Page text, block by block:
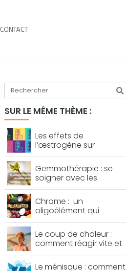
CONTACT
Tapez votre recherche
SUR LE MÊME THÈME :
Les effets de
l’œstrogène sur
l’organisme féminin
Gemmothérapie : se
soigner avec les
bourgeons
Chrome : un
oligoélément qui
permet de lutter contre
le diabète et le
mauvais cholestérol
Le coup de chaleur :
comment réagir vite et
bien ?
Le ménisque : comment